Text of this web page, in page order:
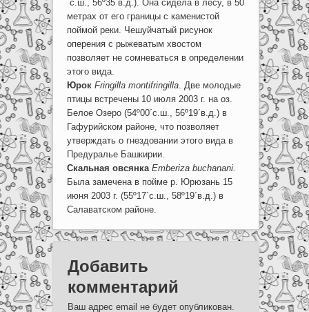
´с.ш., 56º35´в.д.). Она сидела в лесу, в 50
метрах от его границы с каменистой
поймой реки. Чешуйчатый рисунок
оперения с рыжеватым хвостом
позволяет не сомневаться в определении
этого вида.
Юрок Fringilla montifringilla. Две молодые
птицы встречены 10 июля 2003 г. на оз.
Белое Озеро (54º00´с.ш., 56º19´в.д.) в
Гафурийском районе, что позволяет
утверждать о гнездовании этого вида в
Предуралье Башкирии.
Скальная овсянка Emberiza buchanani.
Была замечена в пойме р. Юрюзань 15
июня 2003 г. (55º17´с.ш., 58º19´в.д.) в
Салаватском районе.
Добавить
комментарий
Ваш адрес email не будет опубликован.